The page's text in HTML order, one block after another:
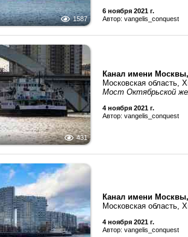
1587
6 ноября 2021 г.
Автор: vangelis_conquest
431
Канал имени
Московская область,
Мост Октябрьской
4 ноября 2021 г.
Автор: vangelis_conquest
Канал имени
Московская область,
4 ноября 2021 г.
Автор: vangelis_conquest